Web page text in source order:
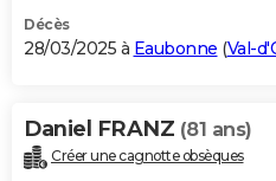
Décès
28/03/2025 à Eaubonne (Val-
Daniel FRANZ (81 ans)
Créer une cagnotte obsèques